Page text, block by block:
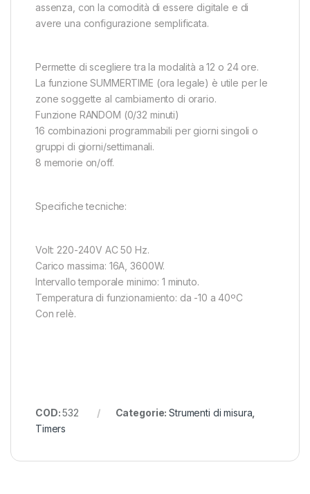
assenza, con la comodità di essere digitale e di
avere una configurazione semplificata.
Permette di scegliere tra la modalità a 12 o 24 ore.
La funzione SUMMERTIME (ora legale) è utile per le
zone soggette al cambiamento di orario.
Funzione RANDOM (0/32 minuti)
16 combinazioni programmabili per giorni singoli o
gruppi di giorni/settimanali.
8 memorie on/off.
Specifiche tecniche:
Volt: 220-240V AC 50 Hz.
Carico massima: 16A, 3600W.
Intervallo temporale minimo: 1 minuto.
Temperatura di funzionamiento: da -10 a 40ºC
Con relè.
COD:532 Categorie:Strumenti di misura
Timers